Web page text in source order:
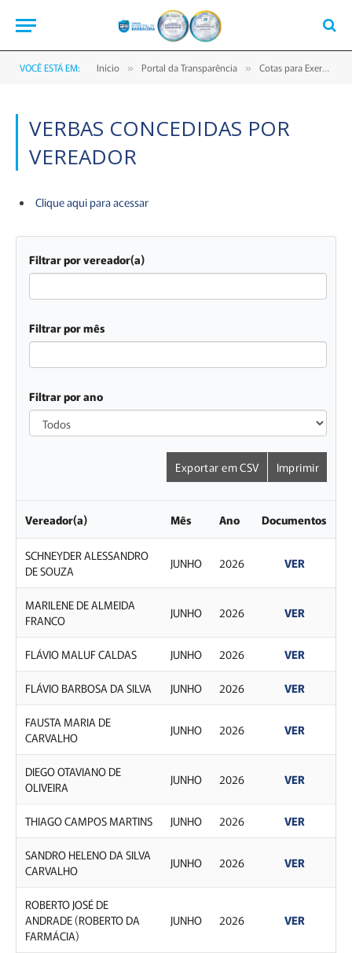
VOCÊ ESTÁ EM: Início » Portal da Transparência » Cotas para Exercício da Atividade Parlamentar
VERBAS CONCEDIDAS POR
VEREADOR
Clique aqui para acessar
Filtrar por vereador(a)
Filtrar por mês
Filtrar por ano
Todos
Exportar em CSV Imprimir
Vereador(a) Mês Ano Documentos
SCHNEYDER ALESSANDRO
DE SOUZA
JUNHO 2026 VER
MARILENE DE ALMEIDA
FRANCO
JUNHO 2026 VER
FLÁVIO MALUF CALDAS JUNHO 2026 VER
FLÁVIO BARBOSA DA SILVA JUNHO 2026 VER
FAUSTA MARIA DE
CARVALHO
JUNHO 2026 VER
DIEGO OTAVIANO DE
OLIVEIRA
JUNHO 2026 VER
THIAGO CAMPOS MARTINS JUNHO 2026 VER
SANDRO HELENO DA SILVA
CARVALHO
JUNHO 2026 VER
ROBERTO JOSÉ DE
ANDRADE (ROBERTO DA
FARMÁCIA)
JUNHO 2026 VER